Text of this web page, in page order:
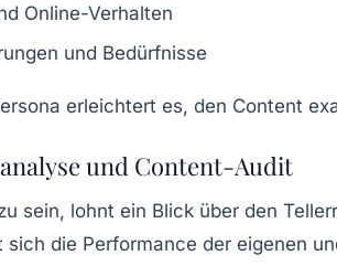
Online-Verhalten
und Bedürfnisse
erleichtert es, den Content
und Content-Audit
sein, lohnt ein Blick über den
sich die Performance der eigenen